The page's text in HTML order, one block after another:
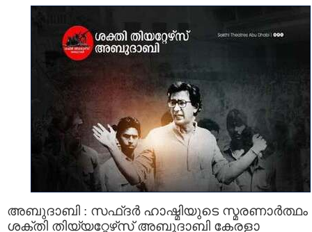
അബുദാബി : സഫ്ദർ ഹാഷ്മിയുടെ സ്മരണാർത്ഥം
ശക്തി തിയ്യറ്റേഴ്‌സ് അബുദാബി കേരളാ